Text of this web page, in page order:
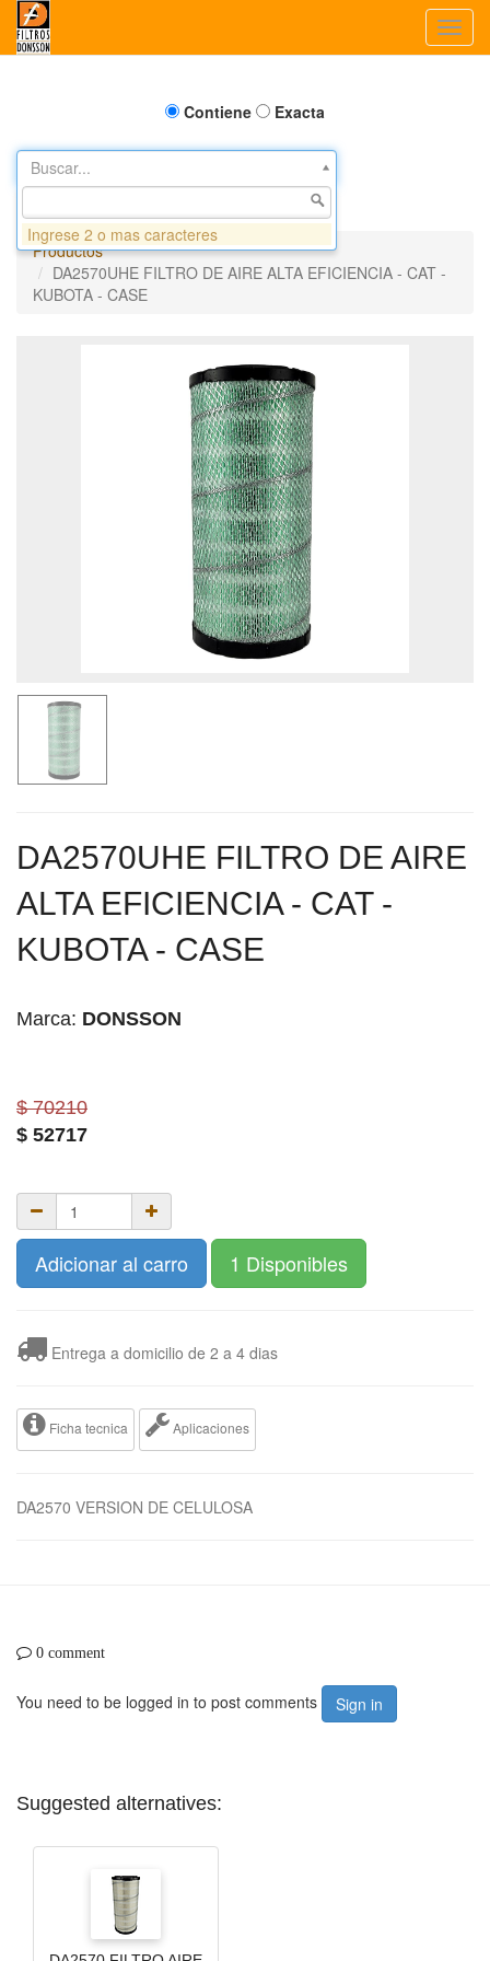
Contiene Exacta
Buscar...
Productos
DA2570UHE FILTRO DE AIRE ALTA EFICIENCIA - CAT -
KUBOTA - CASE
DA2570UHE FILTRO DE AIRE
ALTA EFICIENCIA - CAT -
KUBOTA - CASE
Marca: DONSSON
$ 70210
$ 52717
Adicionar al carro 1 Disponibles
Entrega a domicilio de 2 a 4 dias
Ficha tecnica Aplicaciones
DA2570 VERSION DE CELULOSA
0 comment
You need to be logged in to post comments Sign in
Suggested alternatives:
Ingrese 2 o mas caracteres